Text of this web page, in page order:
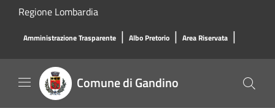
Salta al contenuto principale
Regione Lombardia
Amministrazione Trasparente | Albo Pretorio | Area Riservata |
Comune di Gandino